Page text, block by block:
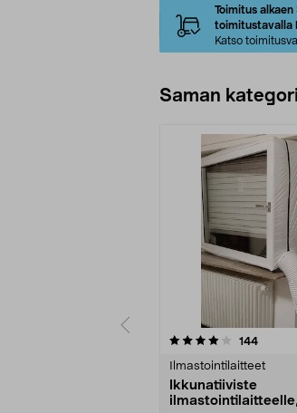
Toimitus
toimitustavalla
Katso
Saman
144
Ilmastointilaitteet
Ikkunatiiviste
3.5 viidestä